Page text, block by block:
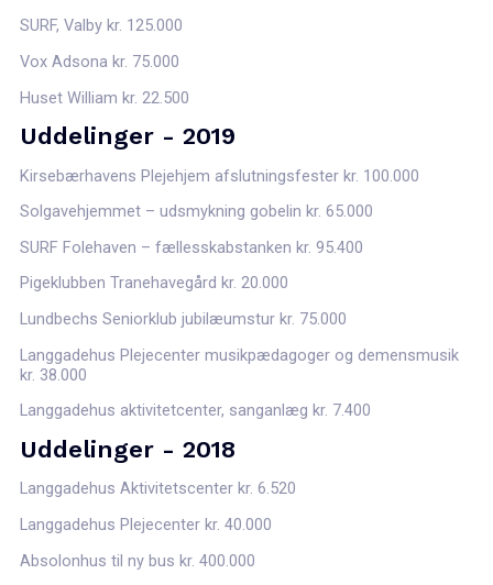
SURF, Valby kr. 125.000
Vox Adsona kr. 75.000
Huset William kr. 22.500
Uddelinger - 2019
Kirsebærhavens Plejehjem afslutningsfester kr. 100.000
Solgavehjemmet – udsmykning gobelin kr. 65.000
SURF Folehaven – fællesskabstanken kr. 95.400
Pigeklubben Tranehavegård kr. 20.000
Lundbechs Seniorklub jubilæumstur kr. 75.000
Langgadehus Plejecenter musikpædagoger og demensmusik
kr. 38.000
Langgadehus aktivitetcenter, sanganlæg kr. 7.400
Uddelinger - 2018
Langgadehus Aktivitetscenter kr. 6.520
Langgadehus Plejecenter kr. 40.000
Absolonhus til ny bus kr. 400.000